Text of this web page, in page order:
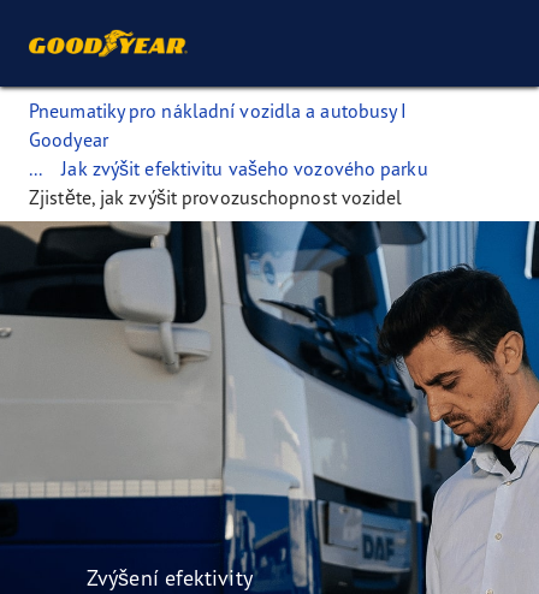
Pneumatiky pro nákladní vozidla a autobusy I
Goodyear
...
Jak zvýšit efektivitu vašeho vozového parku
Zjistěte, jak zvýšit provozuschopnost vozidel
Zvýšení efektivity